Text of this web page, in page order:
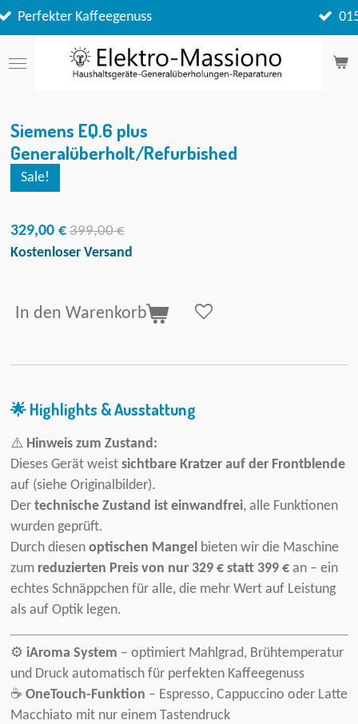
Zum
Hauptinhalt
springen
0151 / 723 37 689 von 15 bis 20 Uhr
Siemens EQ.6 plus
Generalüberholt/Refurbished
Sale!
329,00 € 399,00 €
Kostenloser Versand
In den Warenkorb
🌟 Highlights & Ausstattung
⚠️ Hinweis zum Zustand:
Dieses Gerät weist sichtbare Kratzer auf der Frontblende
auf (siehe Originalbilder).
Der technische Zustand ist einwandfrei, alle Funktionen
wurden geprüft.
Durch diesen optischen Mangel bieten wir die Maschine
zum reduzierten Preis von nur 329 € statt 399 €an – ein
echtes Schnäppchen für alle, die mehr Wert auf Leistung
als auf Optik legen.
⚙️ iAroma System – optimiert Mahlgrad, Brühtemperatur
und Druck automatisch für perfekten Kaffeegenuss
☕ OneTouch-Funktion – Espresso, Cappuccino oder Latte
Macchiato mit nur einem Tastendruck